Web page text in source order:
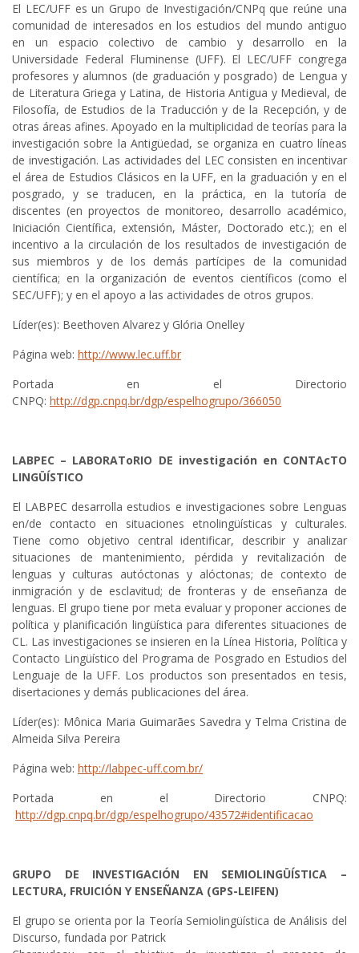
El LEC/UFF es un Grupo de Investigación/CNPq que reúne una
comunidad de interesados en los estudios del mundo antiguo
en un espacio colectivo de cambio y desarrollo en la
Universidade Federal Fluminense (UFF). El LEC/UFF congrega
profesores y alumnos (de graduación y posgrado) de Lengua y
de Literatura Griega y Latina, de Historia Antigua y Medieval, de
Filosofía, de Estudios de la Traducción y de la Recepción, y de
otras áreas afines. Apoyado en la multiplicidad de teorías para la
investigación sobre la Antigüedad, se organiza en cuatro líneas
de investigación. Las actividades del LEC consisten en incentivar
el área de Estudios Clásicos en la UFF, en la graduación y en el
posgrado, y se traducen, en la práctica, en la tutoría de
discentes (en proyectos de monitoreo, desarrollo académico,
Iniciación Científica, extensión, Máster, Doctorado etc.); en el
incentivo a la circulación de los resultados de investigación de
sus miembros y de los demás partícipes de la comunidad
científica; en la organización de eventos científicos (como el
SEC/UFF); y en el apoyo a las actividades de otros grupos.
Líder(es): Beethoven Alvarez y Glória Onelley
Página web: http://www.lec.uff.br
Portada en el Directorio
CNPQ: http://dgp.cnpq.br/dgp/espelhogrupo/366050
LABPEC – LABORAToRIO DE investigación en CONTAcTO
LINGÜÍSTICO
El LABPEC desarrolla estudios e investigaciones sobre Lenguas
en/de contacto en situaciones etnolingüísticas y culturales.
Tiene como objetivo central identificar, describir y analizar
situaciones de mantenimiento, pérdida y revitalización de
lenguas y culturas autóctonas y alóctonas; de contexto de
inmigración y de esclavitud; de fronteras y de enseñanza de
lenguas. El grupo tiene por meta evaluar y proponer acciones de
política y planificación lingüística para diferentes situaciones de
CL. Las investigaciones se insieren en la Línea Historia, Política y
Contacto Lingüístico del Programa de Posgrado en Estudios del
Lenguaje de la UFF. Los productos son presentados en tesis,
disertaciones y demás publicaciones del área.
Líder(es): Mônica Maria Guimarães Savedra y Telma Cristina de
Almeida Silva Pereira
Página web: http://labpec-uff.com.br/
Portada en el Directorio CNPQ:
http://dgp.cnpq.br/dgp/espelhogrupo/43572#identificacao
GRUPO DE INVESTIGACIÓN EN SEMIOLINGÜÍSTICA –
LECTURA, FRUICIÓN Y ENSEÑANZA (GPS-LEIFEN)
El grupo se orienta por la Teoría Semiolingüística de Análisis del
Discurso, fundada por Patrick